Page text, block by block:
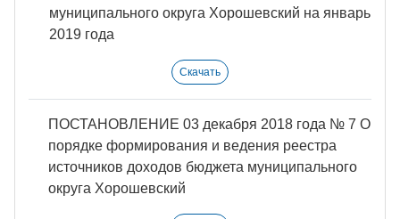
муниципального округа Хорошевский на январь
2019 года
Скачать
ПОСТАНОВЛЕНИЕ 03 декабря 2018 года № 7 О
порядке формирования и ведения реестра
источников доходов бюджета муниципального
округа Хорошевский